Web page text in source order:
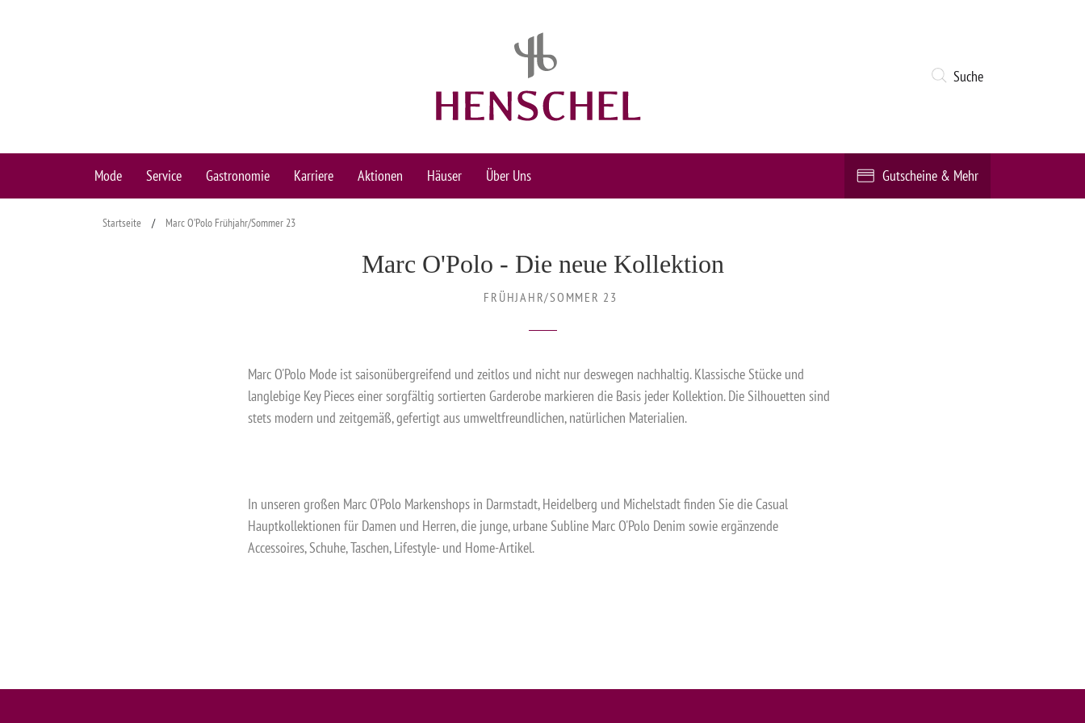
Suche
Mode Service Gastronomie Karriere Aktionen Häuser Über Uns Gutscheine & Mehr
Startseite / Marc O’Polo Frühjahr/Sommer 23
Marc O'Polo - Die neue Kollektion
FRÜHJAHR/SOMMER 23
Marc O'Polo Mode ist saisonübergreifend und zeitlos und nicht nur deswegen nachhaltig. Klassische Stücke und
langlebige Key Pieces einer sorgfältig sortierten Garderobe markieren die Basis jeder Kollektion. Die Silhouetten sind
stets modern und zeitgemäß, gefertigt aus umweltfreundlichen, natürlichen Materialien.
In unseren großen Marc O'Polo Markenshops in Darmstadt, Heidelberg und Michelstadt finden Sie die Casual
Hauptkollektionen für Damen und Herren, die junge, urbane Subline Marc O'Polo Denim sowie ergänzende
Accessoires, Schuhe, Taschen, Lifestyle- und Home-Artikel.